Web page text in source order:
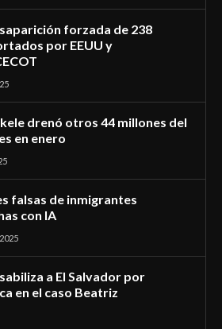
forzada de 238
por EEUU y
drenó otros 44 millones del
en enero
falsas de inmigrantes
con IA
a El Salvador por
en el caso Beatriz